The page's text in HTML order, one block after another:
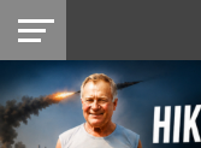
НІКОПОЛЬ
РАЙОН
СІЧЕСЛАВСЬКА
УКРАЇНА
РЕТРО
НІКОПОЛЬ
ЛАЙТ
УКРАЇНА
ДОПОМОГА
РАДІО